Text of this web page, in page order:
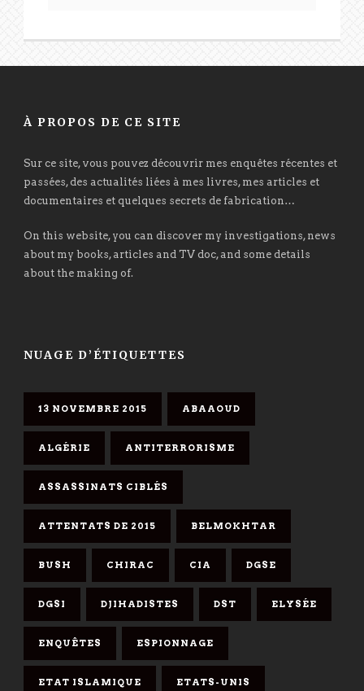
À PROPOS DE CE SITE
Sur ce site, vous pouvez découvrir mes enquêtes récentes et
passées, des actualités liées à mes livres, mes articles et
documentaires et quelques secrets de fabrication…
On this website, you can discover my investigations, news
about my books, articles and TV doc, and some details
about the making of.
NUAGE D’ÉTIQUETTES
13 NOVEMBRE 2015 ABAAOUD
ALGÉRIE ANTITERRORISME
ASSASSINATS CIBLÉS
ATTENTATS DE 2015 BELMOKHTAR
BUSH CHIRAC CIA DGSE
DGSI DJIHADISTES DST ELYSÉE
ENQUÊTES ESPIONNAGE
ETAT ISLAMIQUE ETATS-UNIS